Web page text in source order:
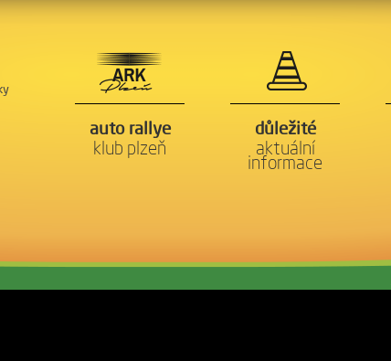
auto rallye
klub plzeň
důležité
aktuální
informace